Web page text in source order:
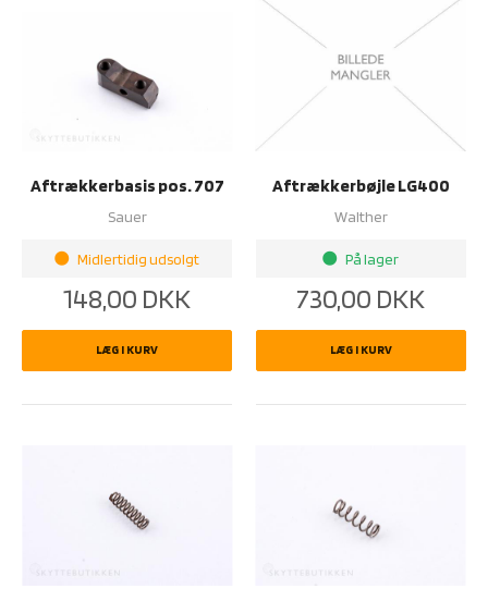
Aftrækkerbasis pos. 707
Sauer
brightness_1 Midlertidig udsolgt
148,00 DKK
LÆG I KURV
Aftrækkerbøjle LG400
Walther
brightness_1 På lager
730,00 DKK
LÆG I KURV